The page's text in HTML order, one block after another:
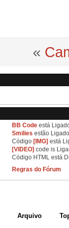
«
BB Codeestá
Smilies estão
Código [IMG] está
[VIDEO] code is
Código HTML está
Regras do Fórum
Arquivo